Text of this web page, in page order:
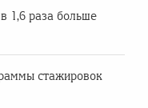
1,6 раза больше
стажировок